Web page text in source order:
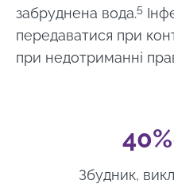
забруднена вода.5
передаватися при
при недотриманні
Збудник,